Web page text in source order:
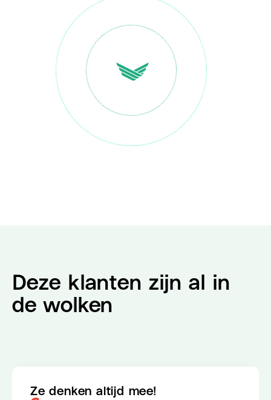
Deze klanten zijn al in
de wolken
Ze denken altijd mee!